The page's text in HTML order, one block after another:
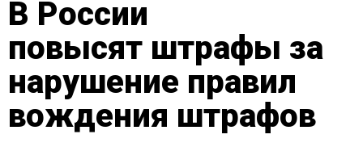
В России
повысят штрафы за
нарушение правил
вождения штрафов